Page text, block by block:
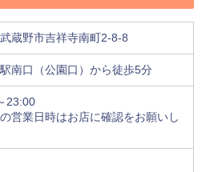
蔵野市吉祥寺南町2-8-8
南口（公園口）から徒歩5分
23:00
営業日時はお店に確認をお願いし